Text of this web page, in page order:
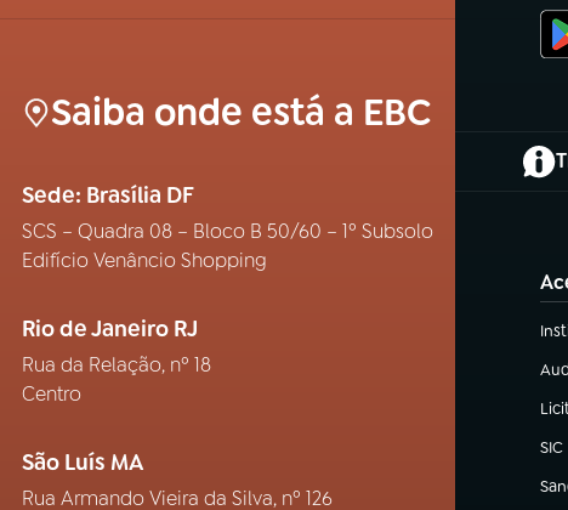
Saiba onde está a EBC
Sede: Brasília DF
SCS – Quadra 08 – Bloco B 50/60 – 1º Subsolo
Edifício Venâncio Shopping
Rio de Janeiro RJ
Rua da Relação, nº 18
Centro
São Luís MA
Rua Armando Vieira da Silva, nº 126
SIC